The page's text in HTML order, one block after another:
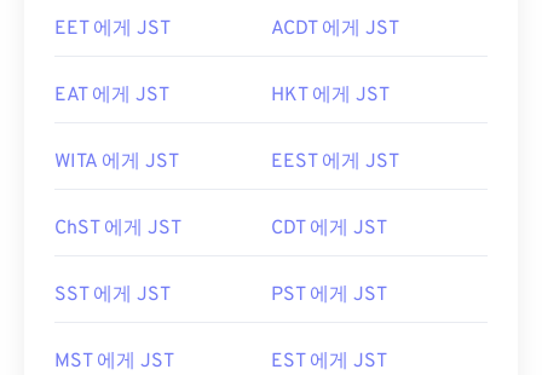
EET 에게 JST ACDT 에게 JST
EAT 에게 JST HKT 에게 JST
WITA 에게 JST EEST 에게 JST
ChST 에게 JST CDT 에게 JST
SST 에게 JST PST 에게 JST
MST 에게 JST EST 에게 JST